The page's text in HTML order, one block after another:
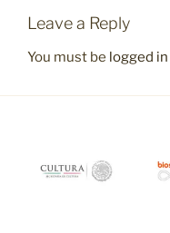
Leave a Reply
You must be logged in